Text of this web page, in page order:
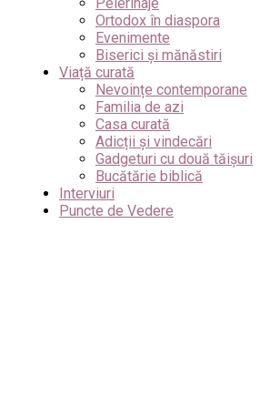
Ortodox în diaspora
Evenimente
Biserici și mănăstiri
Viață curată
Nevoințe contemporane
Familia de azi
Casa curată
Adicții și vindecări
Gadgeturi cu două tăișuri
Bucătărie biblică
Interviuri
Puncte de Vedere